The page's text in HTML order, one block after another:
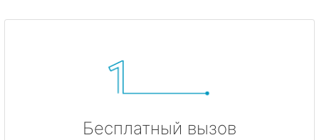
Бесплатный вызов